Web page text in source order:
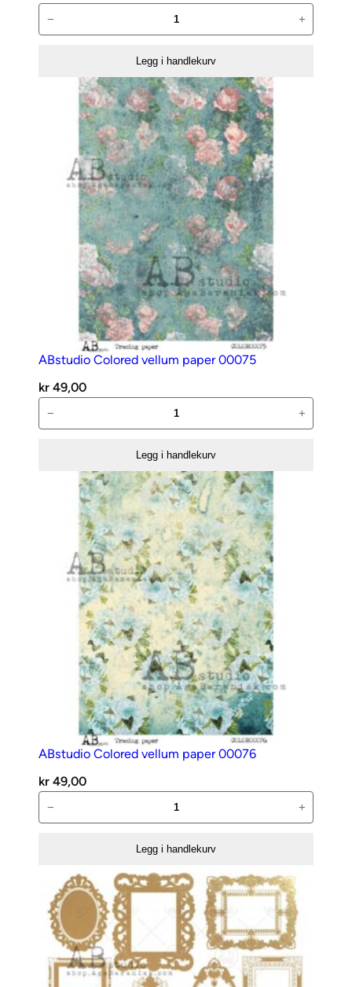
Rispapir
− +
Legg i handlekurv
ABstudio Colored vellum paper 00075
kr 49,00
Colored
− +
Legg i handlekurv
ABstudio Colored vellum paper 00076
kr 49,00
Colored
00076
antall
− +
Legg i handlekurv